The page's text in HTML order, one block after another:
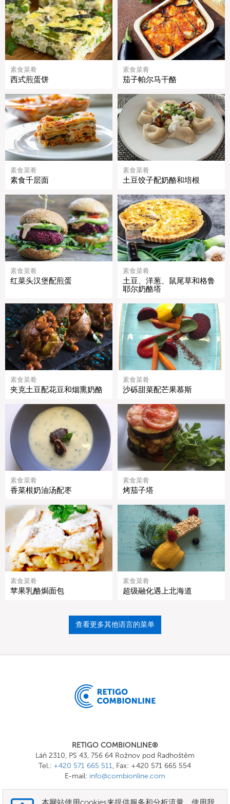
素食菜肴
西式煎蛋饼
素食菜肴
茄子帕尔马干酪
素食菜肴
素食千层面
素食菜肴
土豆饺子配奶酪和培根
素食菜肴
红菜头汉堡配煎蛋
素食菜肴
土豆、洋葱、鼠尾草和格鲁
耶尔奶酪塔
素食菜肴
夹克土豆配花豆和烟熏奶酪
素食菜肴
沙砾甜菜配芒果慕斯
素食菜肴
香菜根奶油汤配枣
素食菜肴
烤茄子塔
素食菜肴
苹果乳酪焗面包
素食菜肴
超级融化遇上北海道
查看更多其他语言的菜单
RETIGO COMBIONLINE®
Láň 2310, PS 43, 756 64 Rožnov pod Radhoštěm
Tel.: +420 571 665 511, Fax: +420 571 665 554
E-mail: info@combionline.com